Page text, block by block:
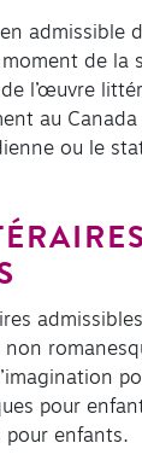
admissible
de la
l’œuvre
au
ou le
pour
pour enfants.